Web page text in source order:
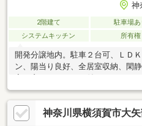
神
2階建て 駐車場あ
システムキッチン
所有権
開発分譲地内。駐車２台可、ＬＤ
ン、陽当り良好、全居室収納、閑
好、全居室フローリング
神奈川県横須賀市大